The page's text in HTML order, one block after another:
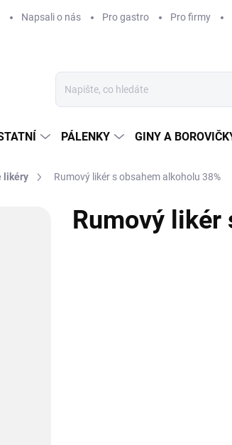
Napsali o nás Pro gastro Pro firmy
PÁLENKY GINY A
likéry Rumový likér s obsahem alkoholu 38%
Rumový likér